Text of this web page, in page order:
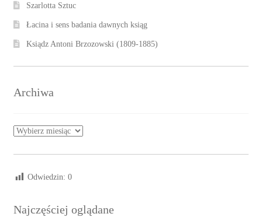
Szarlotta Sztuc
Łacina i sens badania dawnych ksiąg
Ksiądz Antoni Brzozowski (1809-1885)
Archiwa
Archiwa
Odwiedzin: 0
Najczęściej oglądane